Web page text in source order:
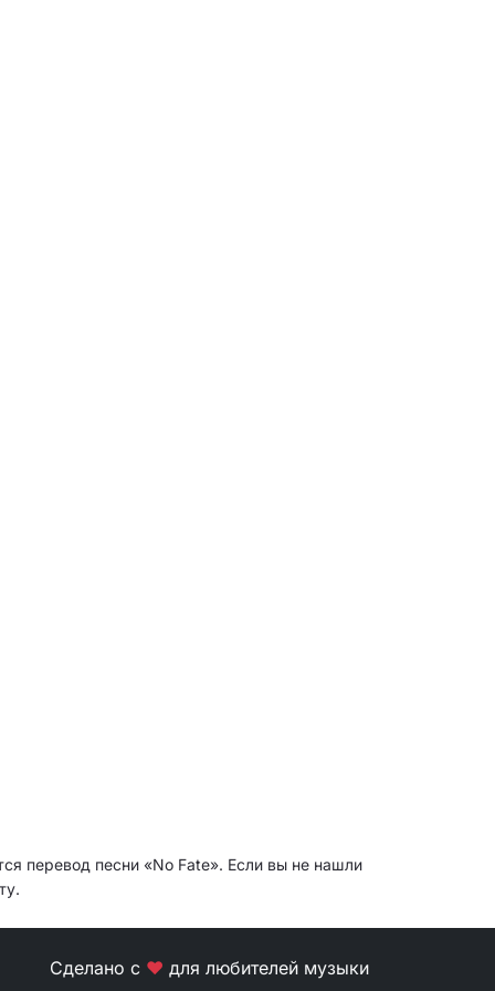
перевод песни «No Fate». Если вы не нашли
Сделано с ❤ для любителей музыки